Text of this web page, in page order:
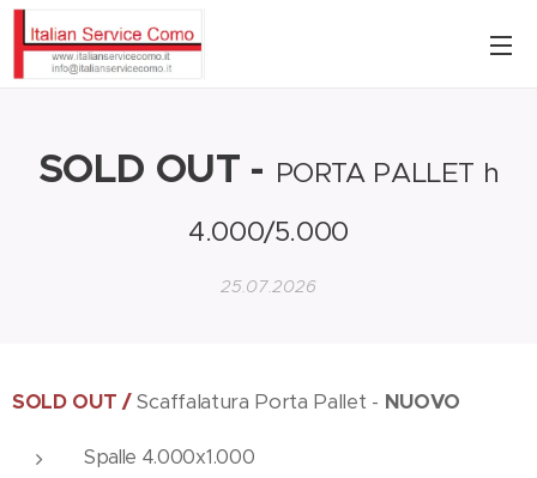
SOLD OUT - PORTA PALLET h
4.000/5.000
25.07.2026
SOLD OUT /Scaffalatura Porta Pallet - NUOVO
Spalle 4.000x1.000